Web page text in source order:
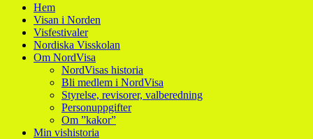
Hem
Visan i Norden
Visfestivaler
Nordiska Visskolan
Om NordVisa
NordVisas historia
Bli medlem i NordVisa
Styrelse, revisorer, valberedning
Personuppgifter
Om ”kakor”
Min vishistoria